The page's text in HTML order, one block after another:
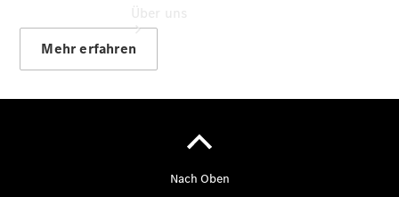
Kontakt
Mehr erfahren